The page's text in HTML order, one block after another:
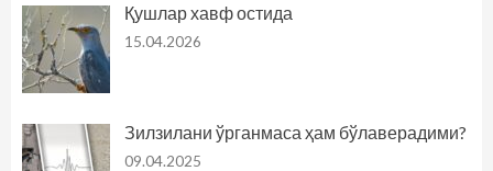
Қушлар хавф остида
15.04.2026
Зилзилани ўрганмаса ҳам бўлаверадими?
09.04.2025